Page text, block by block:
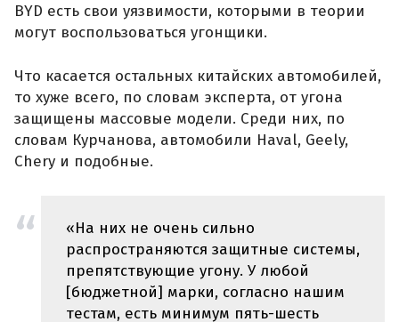
BYD есть свои уязвимости, которыми в теории
могут воспользоваться угонщики.
Что касается остальных китайских автомобилей,
то хуже всего, по словам эксперта, от угона
защищены массовые модели. Среди них, по
словам Курчанова, автомобили Haval, Geely,
Chery и подобные.
«На них не очень сильно
распространяются защитные системы,
препятствующие угону. У любой
[бюджетной] марки, согласно нашим
тестам, есть минимум пять-шесть